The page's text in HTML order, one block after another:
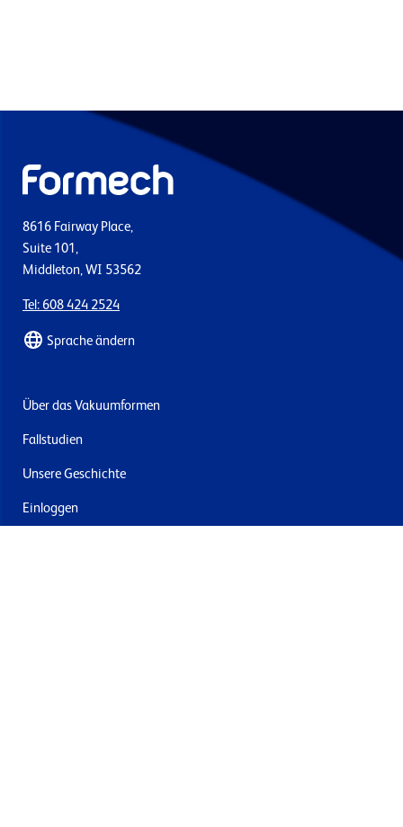
8616 Fairway Place,
Suite 101,
Middleton, WI 53562
Tel: 608 424 2524
Sprache ändern
Über das Vakuumformen
Fallstudien
Unsere Geschichte
Einloggen